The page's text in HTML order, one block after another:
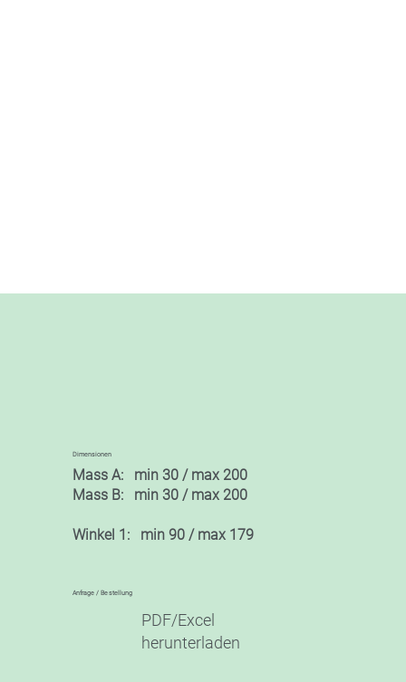
Dimensionen
Mass A: min 30 / max 200
Mass B: min 30 / max 200
Winkel 1: min 90 / max 179
Anfrage / Bestellung
PDF/Excel
herunterladen